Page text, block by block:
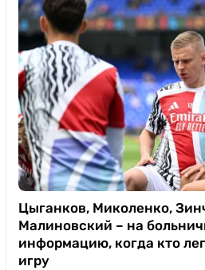
Цыганков, Миколенко,
Малиновский – на
информацию, когда кто
игру